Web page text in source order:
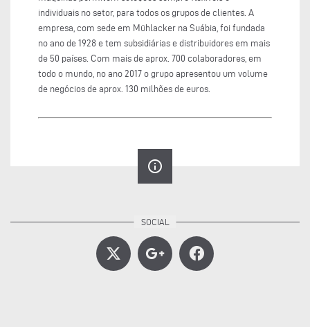
individuais no setor, para todos os grupos de clientes. A
empresa, com sede em Mühlacker na Suábia, foi fundada
no ano de 1928 e tem subsidiárias e distribuidores em mais
de 50 países. Com mais de aprox. 700 colaboradores, em
todo o mundo, no ano 2017 o grupo apresentou um volume
de negócios de aprox. 130 milhões de euros.
info_outline